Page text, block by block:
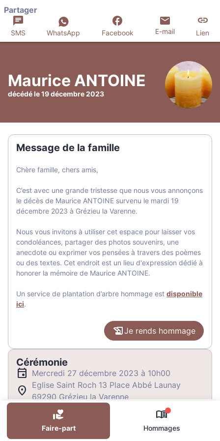
Faire-part Hommages
Partager
SMS WhatsApp Facebook E-mail Lien
Maurice ANTOINE
décédé le 19 décembre 2023
Message de la famille
Chère famille, chers amis,
C’est avec une grande tristesse que nous vous annonçons
le décès de Maurice ANTOINE survenu le mardi 19
décembre 2023 à Grézieu la Varenne.
Nous vous invitons à utiliser cet espace pour laisser vos
condoléances, partager des photos souvenirs, une
anecdote ou exprimer vos pensées à travers des poèmes
ou des textes. Cet endroit est un lieu d'expression dédié à
honorer la mémoire de Maurice ANTOINE.
Un service de plantation d’arbre hommage est disponible
ici.
Je rends hommage
Cérémonie
mercredi 27 décembre 2023 à 10h00
Eglise Saint Roch 13 Place Abbé Launay
69290 Grézieu la Varenne
Je rends hommage